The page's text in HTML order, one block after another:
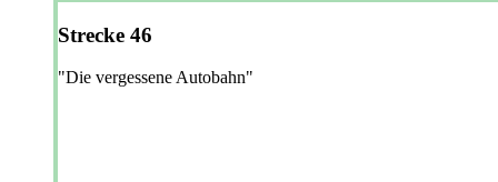
Strecke 46
"Die vergessene Autobahn"